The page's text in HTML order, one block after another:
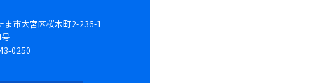
ま市大宮区桜木町2-236-1
0250